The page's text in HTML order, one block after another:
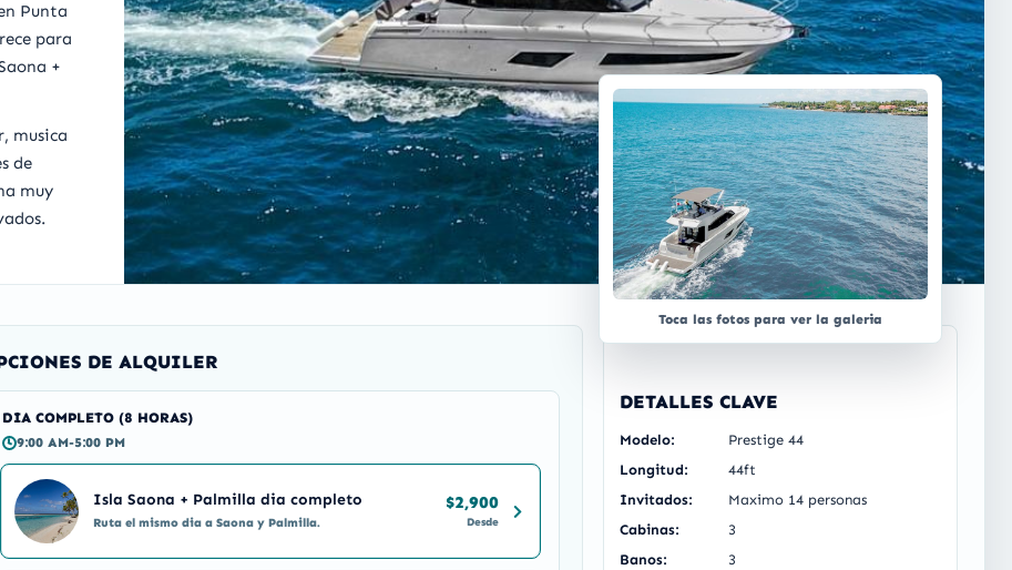
Punta
para
+
musica
de
muy
Toca las fotos para ver la galeria
DE ALQUILER
DIA COMPLETO (8 HORAS)
9:00 AM-5:00 PM
Isla Saona + Palmilla dia completo
Ruta el mismo dia a Saona y Palmilla.
$2,900
Desde
DETALLES CLAVE
Modelo:
Prestige 44
Longitud:
44ft
Invitados:
Maximo 14 personas
Cabinas:
3
Banos:
3